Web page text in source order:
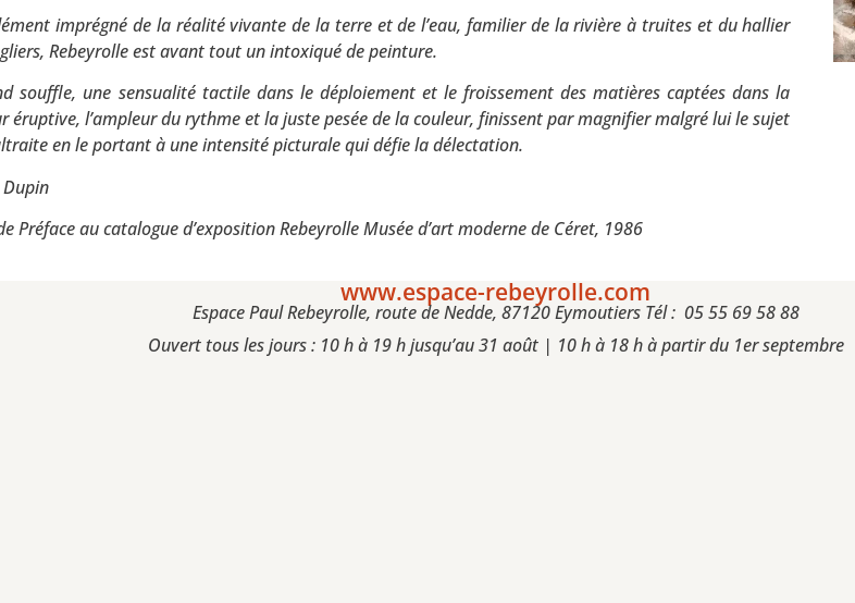
imprégné de la réalité vivante de la terre et de l’eau, familier de la rivière à truites et du hallier
Rebeyrolle est avant tout un intoxiqué de peinture.
souffle, une sensualité tactile dans le déploiement et le froissement des matières captées dans la
éruptive, l’ampleur du rythme et la juste pesée de la couleur, finissent par magnifier malgré lui le sujet
en le portant à une intensité picturale qui défie la délectation.
Dupin
Préface au catalogue d’exposition Rebeyrolle Musée d’art moderne de Céret, 1986
www.espace-rebeyrolle.com
Espace Paul Rebeyrolle, route de Nedde, 87120 Eymoutiers Tél : 05 55 69 58 88
Ouvert tous les jours : 10 h à 19 h jusqu’au 31 août | 10 h à 18 h à partir du 1er septembre